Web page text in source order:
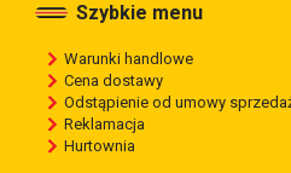
Szybkie menu
Warunki handlowe
Cena dostawy
Odstąpienie od umowy
Reklamacja
Hurtownia